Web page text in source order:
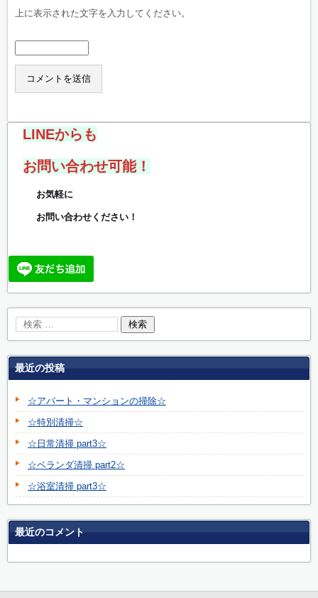
上に表示された文字を入力してください。
LINEからも
お問い合わせ可能！
お気軽に
お問い合わせください！
最近の投稿
☆アパート・マンションの掃除☆
☆特別清掃☆
☆日常清掃 part3☆
☆ベランダ清掃 part2☆
☆浴室清掃 part3☆
最近のコメント